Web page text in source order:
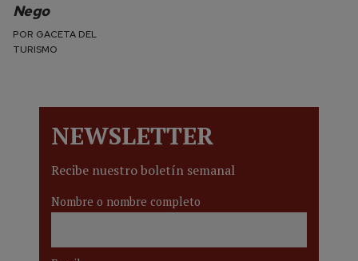
Nego
POR GACETA DEL
TURISMO
NEWSLETTER
Recibe nuestro boletín semanal
Nombre o nombre completo